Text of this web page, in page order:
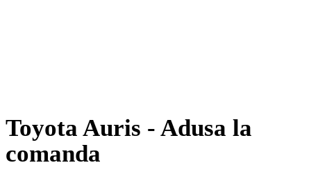
Toyota Auris - Adusa la
comanda